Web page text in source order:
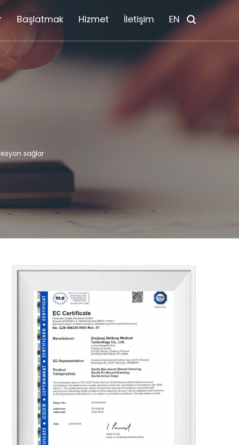
Başlatmak Hizmet İletişim EN
sağlar